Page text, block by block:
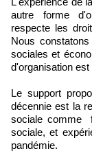
autre forme
respecte les
Nous
sociales et
d'organisation
Le support
décennie est la
sociale comme
sociale, et
pandémie.